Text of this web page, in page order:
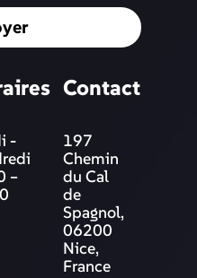
-
–
Contact
197
Chemin
du Cal
de
Spagnol,
06200
Nice,
France